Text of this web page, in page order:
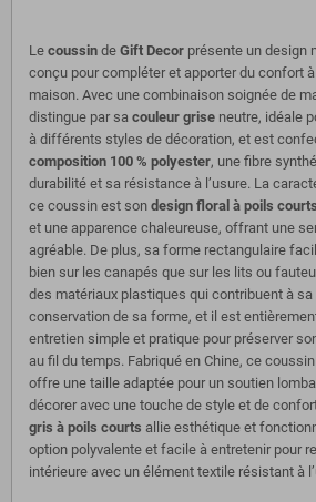
Le coussin de Gift Decor présente un design
conçu pour compléter et apporter du confort
maison. Avec une combinaison soignée de
distingue par sa couleur grise neutre, idéale
à différents styles de décoration, et est
composition 100 % polyester, une fibre
durabilité et sa résistance à l’usure. La
ce coussin est son design floral à poils courts
et une apparence chaleureuse, offrant une
agréable. De plus, sa forme rectangulaire
bien sur les canapés que sur les lits ou
des matériaux plastiques qui contribuent à
conservation de sa forme, et il est
entretien simple et pratique pour préserver
au fil du temps. Fabriqué en Chine, ce
offre une taille adaptée pour un soutien
décorer avec une touche de style et de
gris à poils courts allie esthétique et
option polyvalente et facile à entretenir pour
intérieure avec un élément textile résistant à